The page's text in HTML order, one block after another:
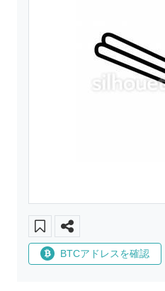
BTCアドレスを確認